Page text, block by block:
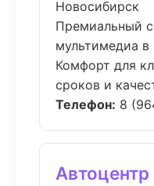
Новосибирск
Премиальный
мультимедиа
Комфорт для
сроков и
Телефон: 8